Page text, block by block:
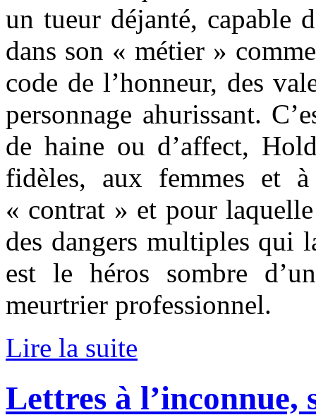
un tueur déjanté, capable
dans son « métier »
code de l’honneur, des
personnage ahurissant.
de haine ou d’affect,
fidèles, aux femmes et
« contrat » et pour
des dangers multiples qui
est le héros sombre
meurtrier professionnel.
Lire la suite
Lettres à l’inconnue,